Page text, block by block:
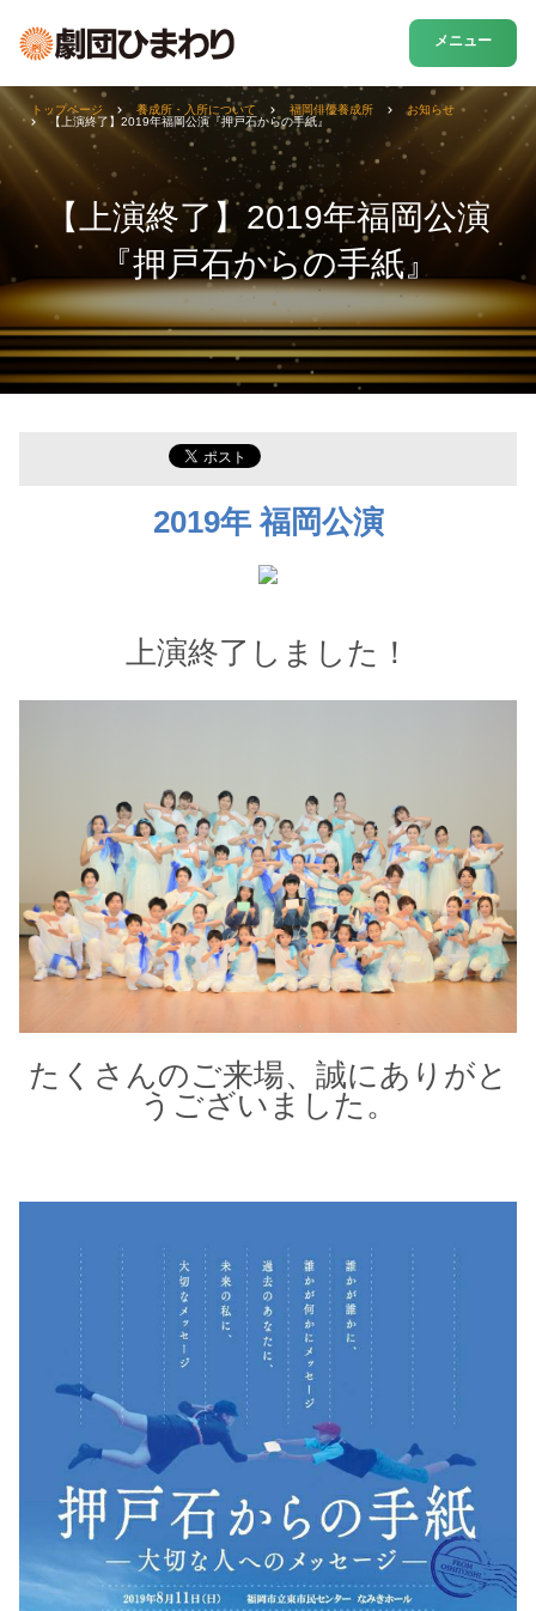
メニュー
【上演終了】2019年福岡公演
『押戸石からの手紙』
トップページ 養成所・入所について 福岡俳優養成所
お知らせ
【上演終了】2019年福岡公演『押戸石からの手紙』
2019年 福岡公演
上演終了しました！
たくさんのご来場、誠にありがと
うございました。